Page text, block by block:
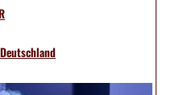
Deutschland